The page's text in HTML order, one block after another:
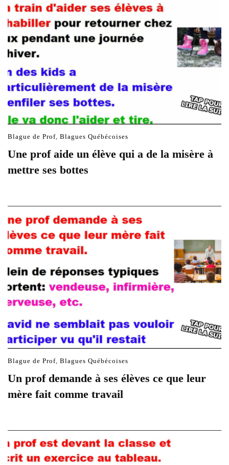
Blague de Prof Blagues Québécoises
Une prof aide un élève qui a de la misère à
mettre ses bottes
Blague de Prof Blagues Québécoises
Un prof demande à ses élèves ce que leur
mère fait comme travail